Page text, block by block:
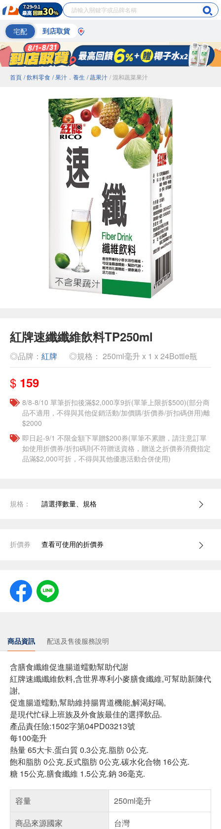
宅配 到店取貨
首頁 / 飲料零食 / 果汁．養生 / 蔬果汁 / 混和蔬菜果汁
紅牌速纖纖維飲料TP250ml
◎品牌： 紅牌 ◎規格： 250ml毫升 x 1 x 24Bottle瓶
$ 159
8/8-8/10 單筆折扣後滿$2,000享9折(單筆上限折$500)(部分商
品不適用，不得與其他促銷活動/加價購/折價券/折扣碼併用)離
$2000
即日起-9/1 不限金額下單贈$200券(單筆不累贈，請注意訂單
如使用折價券/折扣碼則不符贈送資格，贈送之折價券消費指定
品滿$2,000可折，不得與其他優惠活動合併使用)
規格： 請選擇數量、規格
折價券 查看可使用的折價券
商品資訊 配送及售後服務說明
含膳食纖維促進腸道蠕動幫助代謝
紅牌速纖纖維飲料,含世界專利小麥膳食纖維,可幫助新陳代
謝,
促進腸道蠕動,幫助維持腸胃道機能,解渴好喝,
是現代忙碌上班族及外食族最佳的選擇飲品.
產品責任險:1502字第04PD03213號
每100毫升
熱量 65大卡.蛋白質 0.3公克.脂肪 0公克.
飽和脂肪 0公克.反式脂肪 0公克.碳水化合物 16公克.
糖 15公克.膳食纖維 1.5公克.鈉 36毫克.
容量
250ml毫升
商品來源國家
台灣